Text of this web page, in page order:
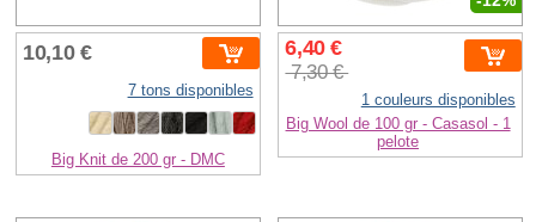
10,10 €
7 tons disponibles
Big Knit de 200 gr - DMC
6,40 €
7,30 €
1 couleurs disponibles
Big Wool de 100 gr - Casasol - 1
pelote